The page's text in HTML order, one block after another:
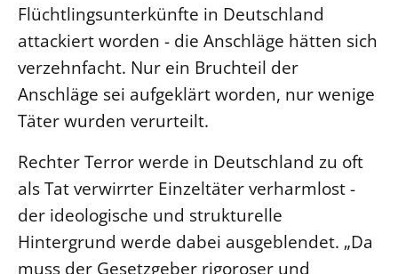
Flüchtlingsunterkünfte in Deutschland
attackiert worden - die Anschläge hätten sich
verzehnfacht. Nur ein Bruchteil der
Anschläge sei aufgeklärt worden, nur wenige
Täter wurden verurteilt.
Rechter Terror werde in Deutschland zu oft
als Tat verwirrter Einzeltäter verharmlost -
der ideologische und strukturelle
Hintergrund werde dabei ausgeblendet. „Da
muss der Gesetzgeber rigoroser und